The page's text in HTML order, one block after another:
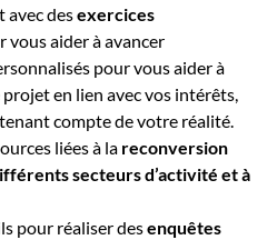
avec desexercices
vous aider à avancer
pour vous aiderà
projet en lien avec vos intérêts,
compte de votre réalité.
liées à la reconversion
secteurs d’activité et à
pour réaliser desenquêtes